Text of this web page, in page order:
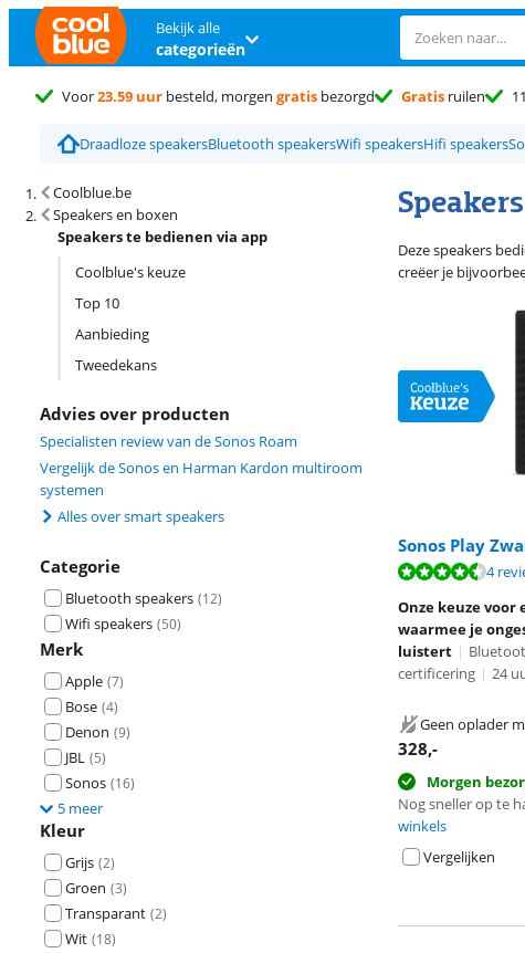
Bekijk alle
categorieën
Voor23.59 uur besteld, morgen gratis bezorgd Gratis ruilen
Draadloze speakersBluetooth speakersWifi speakersHifi speakers
Coolblue.be
Speakers en boxen
Speakers te bedienen via app
Coolblue's keuze
Top 10
Aanbieding
Tweedekans
Advies over producten
Specialisten review van de Sonos Roam
Vergelijk de Sonos en Harman Kardon multiroom
systemen
Alles over smart speakers
Categorie
Bluetooth speakers (12)
Wifi speakers (50)
Merk
Apple (7)
Bose (4)
Denon (9)
JBL (5)
Sonos (16)
5 meer
Kleur
Grijs (2)
Groen (3)
Transparant (2)
Wit (18)
Zoekresultaten en sortering
Deze speakers
creëer je
Sonos Play
Beoordeling is 9,0
4
Onze keuze
waarmee je
luistert |
certificering | 24
Geen oplader
328,-
Morgen
Nog sneller op te
winkels
Vergelijken